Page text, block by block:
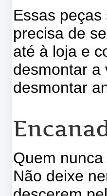
Essas
precisa de
até à loja e
desmontar a
desmontar
Quem
Não deixe